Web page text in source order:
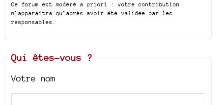
Ce forum est modéré a priori : votre contribution
n’apparaîtra qu’après avoir été validée par les
responsables.
Qui êtes-vous ?
Votre nom